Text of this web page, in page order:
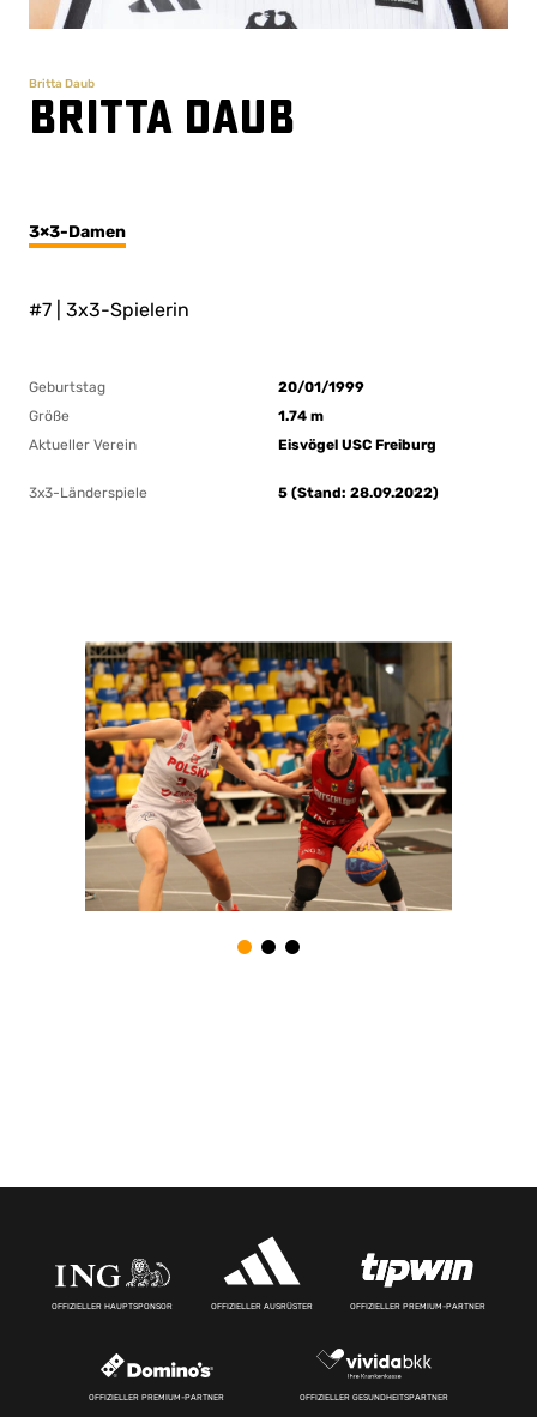
Britta Daub
Britta Daub
3×3-Damen
#7 | 3x3-Spielerin
Geburtstag
20/01/1999
Größe
1.74 m
Aktueller Verein
Eisvögel USC Freiburg
3x3-Länderspiele 5 (Stand: 28.09.2022)
OFFIZIELLER HAUPTSPONSOR OFFIZIELLER AUSRÜSTER OFFIZIELLER PREMIUM-PARTNER
OFFIZIELLER PREMIUM-PARTNER OFFIZIELLER GESUNDHEITSPARTNER